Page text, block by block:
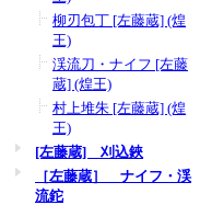
柳刃包丁 [左藤蔵] (煌
王)
渓流刀・ナイフ [左藤
蔵] (煌王)
村上堆朱 [左藤蔵] (煌
王)
[左藤蔵] 刈込鋏
［左藤蔵］ ナイフ・渓
流鉈